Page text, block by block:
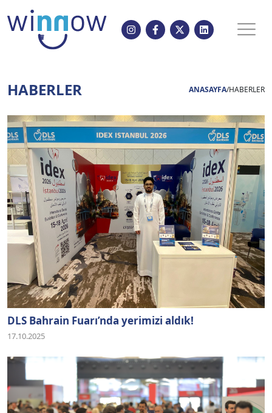
HABERLER ANASAYFA/HABERLER
DLS Bahrain Fuarı’nda yerimizi aldık!
17.10.2025